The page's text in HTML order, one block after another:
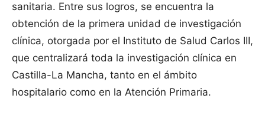
sanitaria. Entre sus logros, se encuentra la
obtención de la primera unidad de investigación
clínica, otorgada por el Instituto de Salud Carlos III,
que centralizará toda la investigación clínica en
Castilla-La Mancha, tanto en el ámbito
hospitalario como en la Atención Primaria.